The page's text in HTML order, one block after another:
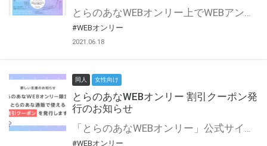
とらのあなWEBオンリー上でWEBアンソロジーが作成できる「記念コメント」について、その使い方や作成手順を解説します！ 支援タイプを「サークル参加型」「サークル参加型・マルシェ(イベント会場)機能付き」でお申し込みいただいている主催者様はぜひご活用ください♪ とらのあなWEBオンリーサイトはこちら
#WEBオンリー
2021.06.18
同人 女性向け
とらのあなWEBオンリー 割引クーポン発
行のお知らせ
「とらのあなWEBオンリー」公式サイトでとらのあな通販の「割引クーポン」を配布中！ イベントごとに開催当日限定で使える割引クーポンのシリアルコードを発行します。 とらのあなWEBオンリーのページをチェックして、イベント当日にお得にお買い物を楽しみましょう♪ ※本キャンペーンは予告なく終了する場合がございます。 とらのあなWEBオンリーサイトはこちら
#WEBオンリー